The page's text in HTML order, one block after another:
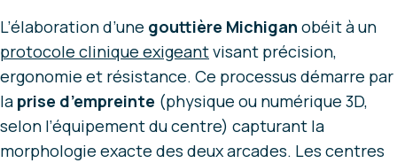
L’élaboration d’une gouttière Michigan obéit à un
protocole clinique exigeantvisant précision,
ergonomie et résistance. Ce processus démarre par
la prise d’empreinte (physique ou numérique 3D,
selon l’équipement du centre) capturant la
morphologie exacte des deux arcades. Les centres